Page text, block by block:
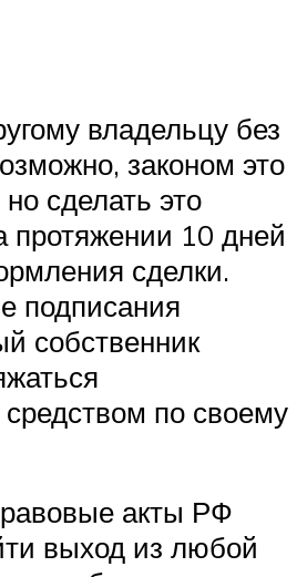
владельцу без
законом это
сделать это
протяжении 10 дней
сделки.
подписания
собственник
по своему
акты РФ
выход из любой